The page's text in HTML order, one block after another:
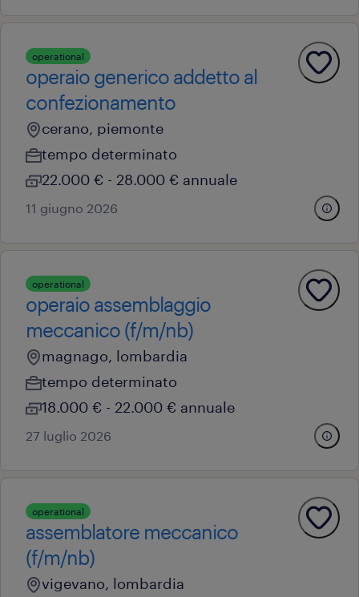
operational
operaio generico addetto al
confezionamento
cerano, piemonte
tempo determinato
22.000 € - 28.000 € annuale
11 giugno 2026
operational
operaio assemblaggio
meccanico (f/m/nb)
magnago, lombardia
tempo determinato
18.000 € - 22.000 € annuale
27 luglio 2026
operational
assemblatore meccanico
(f/m/nb)
vigevano, lombardia